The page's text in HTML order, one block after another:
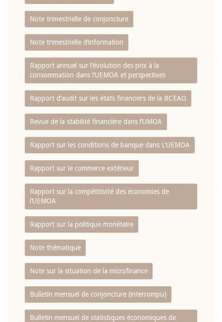
Note trimestrielle de conjoncture
Note trimestrielle d‘information
Rapport annuel sur l‘évolution des prix à la
consommation dans l‘UEMOA et perspectives
Rapport d‘audit sur les états financiers de la BCEAO
Revue de la stabilité financière dans l‘UMOA
Rapport sur les conditions de banque dans L‘UEMOA
Rapport sur le commerce extérieur
Rapport sur la compétitivité des économies de
l‘UEMOA
Rapport sur la politique monétaire
Note thématique
Note sur la situation de la microfinance
Bulletin mensuel de conjoncture (interrompu)
Bulletin mensuel de statistiques économiques de